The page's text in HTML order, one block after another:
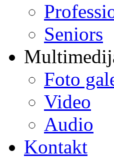
Seniors
Foto
Video
Audio
Kontakt